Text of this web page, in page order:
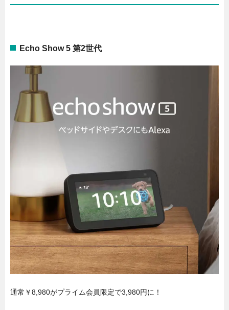
Echo Show 5 第2世代
通常￥8,980がプライム会員限定で3,980円に！